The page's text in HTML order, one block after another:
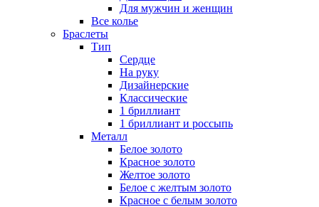
Для мужчин и женщин
Все колье
Браслеты
Тип
Сердце
На руку
Дизайнерские
Классические
1 бриллиант
1 бриллиант и россыпь
Металл
Белое золото
Красное золото
Желтое золото
Белое с желтым золото
Красное с белым золото